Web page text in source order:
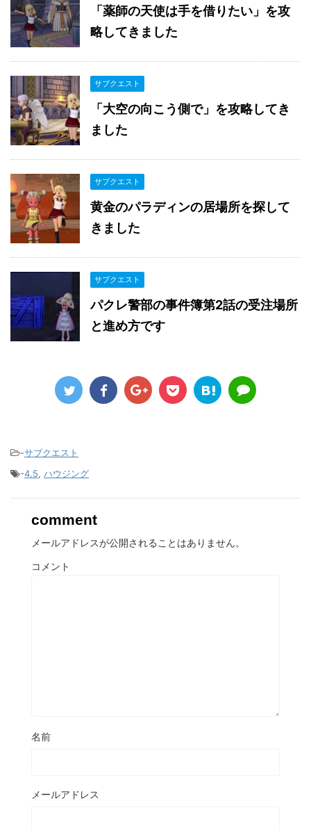
「薬師の天使は手を借りたい」を攻
略してきました
サブクエスト
「大空の向こう側で」を攻略してき
ました
サブクエスト
黄金のパラディンの居場所を探して
きました
サブクエスト
パクレ警部の事件簿第2話の受注場所
と進め方です
-サブクエスト
-4.5, ハウジング
comment
メールアドレスが公開されることはありません。
コメント
名前
メールアドレス